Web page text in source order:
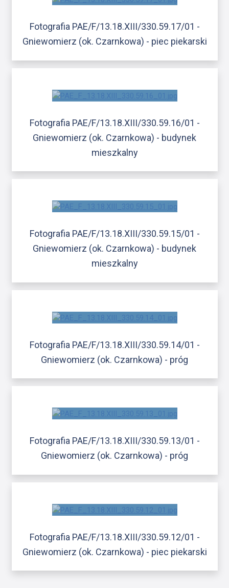
Fotografia PAE/F/13.18.XIII/330.59.17/01 -
Gniewomierz (ok. Czarnkowa) - piec piekarski
Fotografia PAE/F/13.18.XIII/330.59.16/01 -
Gniewomierz (ok. Czarnkowa) - budynek
mieszkalny
Fotografia PAE/F/13.18.XIII/330.59.15/01 -
Gniewomierz (ok. Czarnkowa) - budynek
mieszkalny
Fotografia PAE/F/13.18.XIII/330.59.14/01 -
Gniewomierz (ok. Czarnkowa) - próg
Fotografia PAE/F/13.18.XIII/330.59.13/01 -
Gniewomierz (ok. Czarnkowa) - próg
Fotografia PAE/F/13.18.XIII/330.59.12/01 -
Gniewomierz (ok. Czarnkowa) - piec piekarski